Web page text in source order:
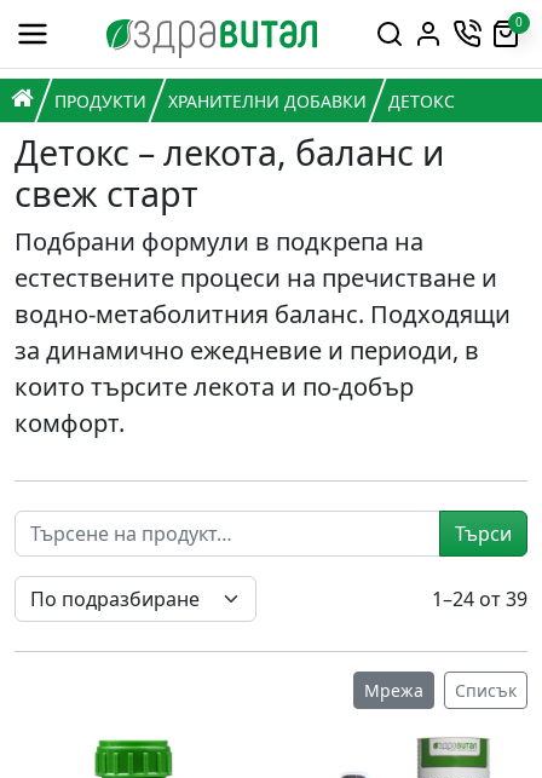
Премини към съдържанието
Горна навигация
0
Главна навигация
НАЧАЛО
ПРОДУКТИ ХРАНИТЕЛНИ ДОБАВКИ ДЕТОКС
Детокс – лекота, баланс и
свеж старт
Подбрани формули в подкрепа на
естествените процеси на пречистване и
водно-метаболитния баланс. Подходящи
за динамично ежедневие и периоди, в
които търсите лекота и по-добър
комфорт.
1–24 от 39
Търси
Мрежа Списък